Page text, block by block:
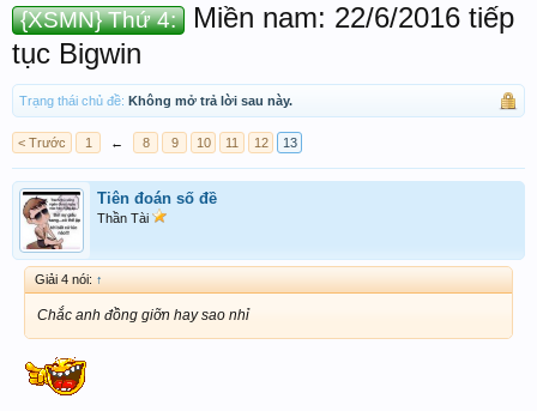
{XSMN} Thứ 4:
Miền nam: 22/6/2016 tiếp
tục Bigwin
Trạng thái chủ đề: Không mở trả lời sau này.
< Trước 1 ← 8 9 10 11 12 13
Tiên đoán số đề
Thần Tài
Giải 4 nói: ↑
Chắc anh đồng giỡn hay sao nhỉ